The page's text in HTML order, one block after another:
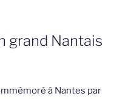
grand Nantais
à Nantes par